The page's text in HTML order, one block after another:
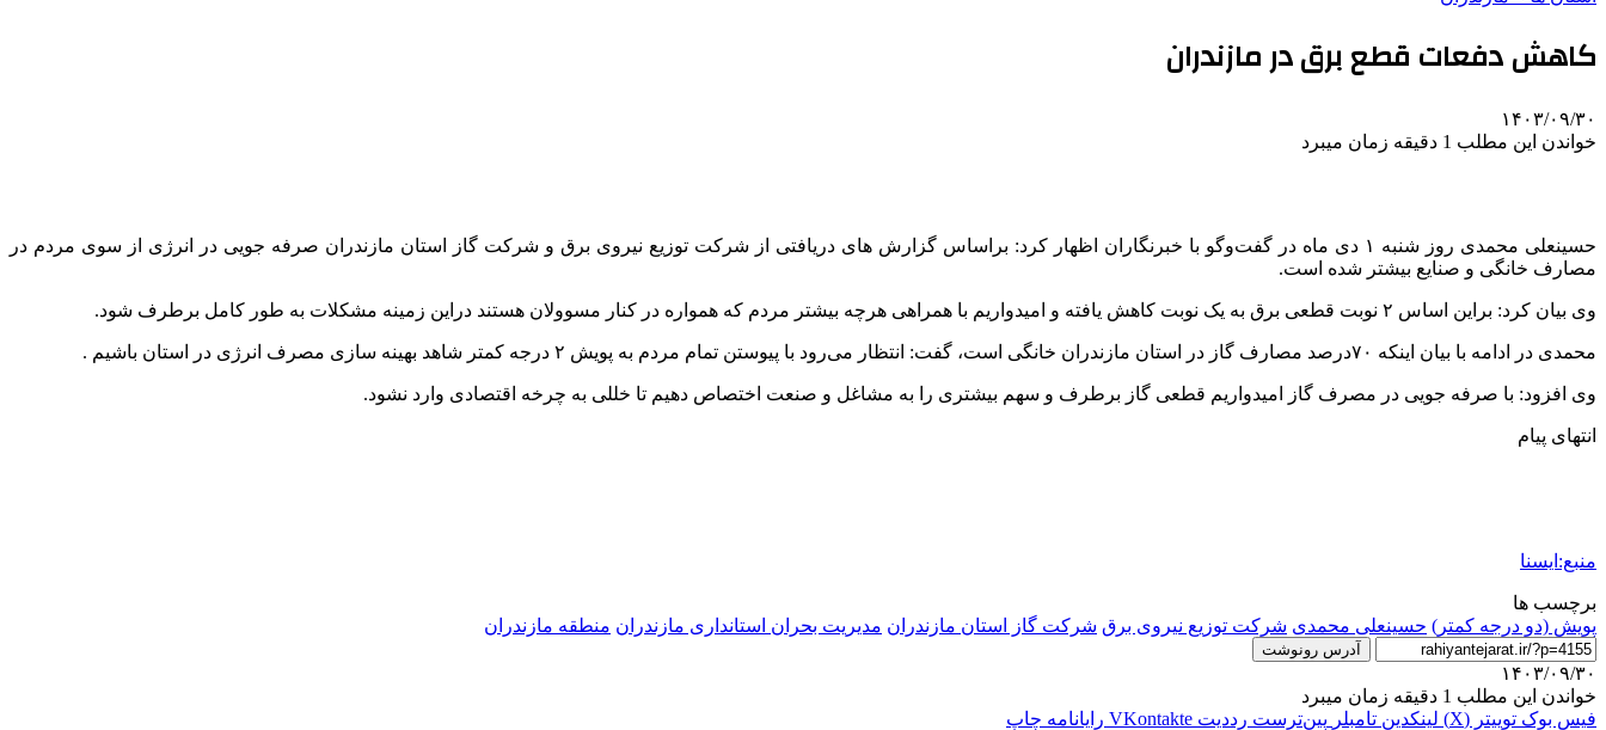
کاهش دفعات قطع برق در مازندران
۱۴۰۳/۰۹/۳۰
خواندن این مطلب 1 دقیقه زمان میبرد
حسینعلی محمدی روز شنبه ۱ دی ماه در گفت‌وگو با خبرنگاران اظهار کرد: براساس گزارش های دریافتی از شرکت توزیع نیروی برق و شرکت گاز استان مازندران صرفه جویی در انرژی از سوی مردم در
مصارف خانگی و صنایع بیشتر شده است.
انتهای پیام
منبع:ایسنا
برچسب ها
پویش (دو درجه کمتر) حسینعلی محمدی شرکت توزیع نیروی برق شرکت گاز استان مازندران مدیریت بحران استانداری مازندران منطقه مازندران
آدرس رونوشت
۱۴۰۳/۰۹/۳۰
خواندن این مطلب 1 دقیقه زمان میبرد
فیس بوک توییتر (X) لینکدین ‫تامبلر ‫پین‌ترست ‫رددیت ‫VKontakte رایانامه چاپ